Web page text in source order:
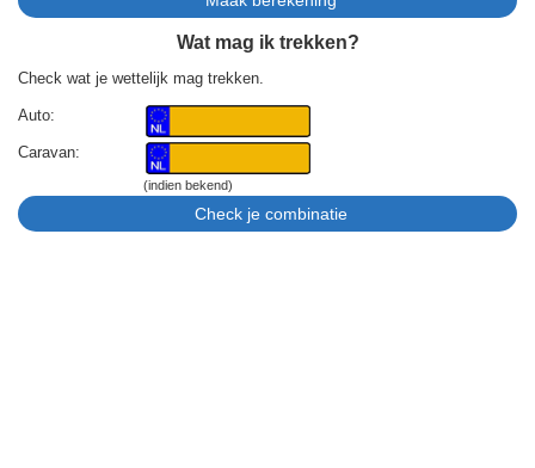
Wat mag ik trekken?
Check wat je wettelijk mag trekken.
Auto:
Caravan:
(indien bekend)